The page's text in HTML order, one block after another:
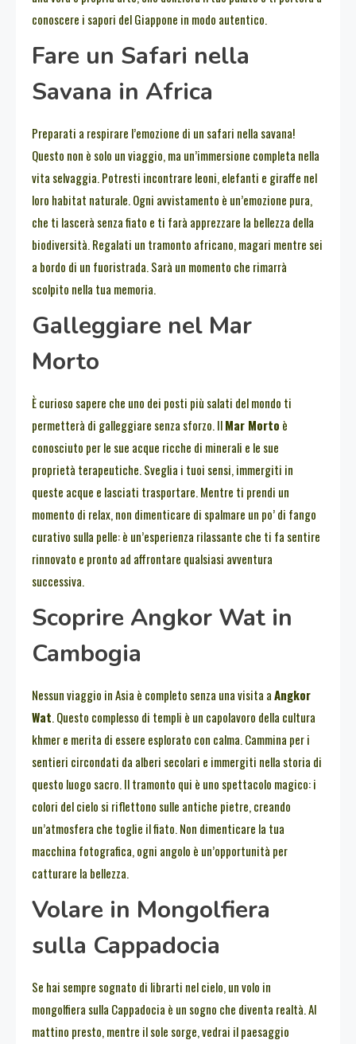
conoscere i sapori del Giappone in modo autentico.
Fare un Safari nella
Savana in Africa
Preparati a respirare l’emozione di un safari nella savana!
Questo non è solo un viaggio, ma un’immersione completa nella
vita selvaggia. Potresti incontrare leoni, elefanti e giraffe nel
loro habitat naturale. Ogni avvistamento è un’emozione pura,
che ti lascerà senza fiato e ti farà apprezzare la bellezza della
biodiversità. Regalati un tramonto africano, magari mentre sei
a bordo di un fuoristrada. Sarà un momento che rimarrà
scolpito nella tua memoria.
Galleggiare nel Mar
Morto
È curioso sapere che uno dei posti più salati del mondo ti
permetterà di galleggiare senza sforzo. IlMar Morto è
conosciuto per le sue acque ricche di minerali e le sue
proprietà terapeutiche. Sveglia i tuoi sensi, immergiti in
queste acque e lasciati trasportare. Mentre ti prendi un
momento di relax, non dimenticare di spalmare un po’ di fango
curativo sulla pelle: è un’esperienza rilassante che ti fa sentire
rinnovato e pronto ad affrontare qualsiasi avventura
successiva.
Scoprire Angkor Wat in
Cambogia
Nessun viaggio in Asia è completo senza una visita aAngkor
Wat. Questo complesso di templi è un capolavoro della cultura
khmer e merita di essere esplorato con calma. Cammina per i
sentieri circondati da alberi secolari e immergiti nella storia di
questo luogo sacro. Il tramonto qui è uno spettacolo magico: i
colori del cielo si riflettono sulle antiche pietre, creando
un’atmosfera che toglie il fiato. Non dimenticare la tua
macchina fotografica, ogni angolo è un’opportunità per
catturare la bellezza.
Volare in Mongolfiera
sulla Cappadocia
Se hai sempre sognato di librarti nel cielo, un volo in
mongolfiera sulla Cappadocia è un sogno che diventa realtà. Al
mattino presto, mentre il sole sorge, vedrai il paesaggio